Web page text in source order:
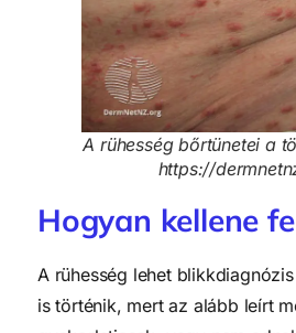
A rühesség bőrtünetei a
https://
Hogyan kellene
A rühesség lehet
is történik, mert az alább leírt